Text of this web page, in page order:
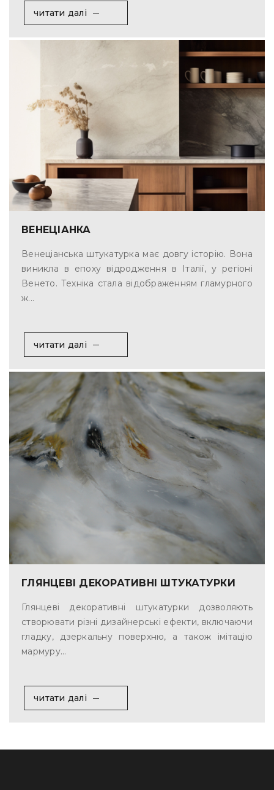
читати далі
ВЕНЕЦІАНКА
Венеціанська штукатурка має довгу історію. Вона
виникла в епоху відродження в Італії, у регіоні
Венето. Техніка стала відображенням гламурного
ж...
читати далі
ГЛЯНЦЕВІ ДЕКОРАТИВНІ ШТУКАТУРКИ
Глянцеві декоративні штукатурки дозволяють
створювати різні дизайнерські ефекти, включаючи
гладку, дзеркальну поверхню, а також імітацію
мармуру...
читати далі